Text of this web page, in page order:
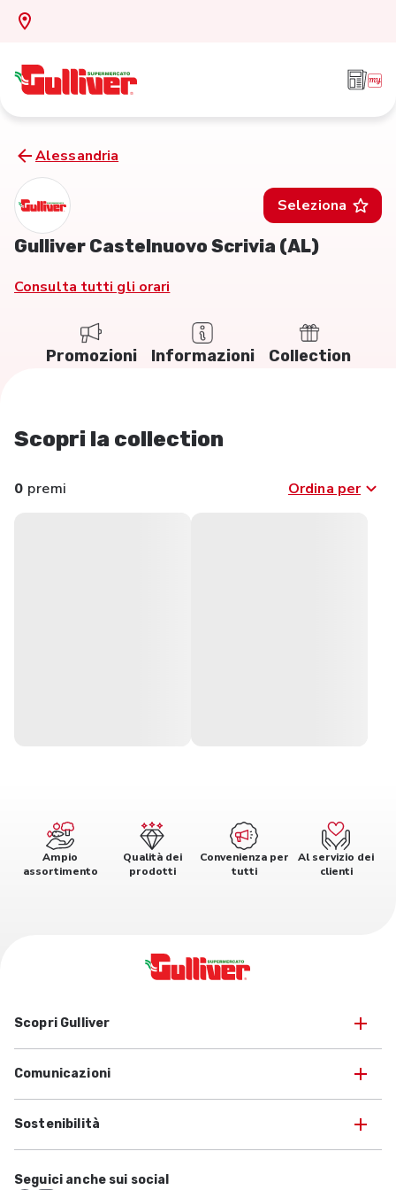
Alessandria
Seleziona
Gulliver Castelnuovo Scrivia (AL)
Consulta tutti gli orari
Promozioni Informazioni Collection
Scopri la collection
0 premi Ordina per
Ampio
assortimento
Qualità dei
prodotti
Convenienza per
tutti
Al servizio dei
clienti
Scopri Gulliver
Comunicazioni
Sostenibilità
Seguici anche sui social